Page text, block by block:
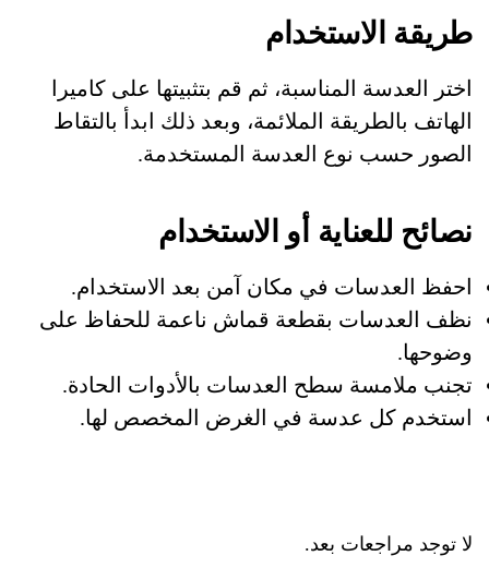
طريقة الاستخدام
اختر العدسة المناسبة، ثم قم بتثبيتها على كاميرا
الهاتف بالطريقة الملائمة، وبعد ذلك ابدأ بالتقاط
الصور حسب نوع العدسة المستخدمة.
نصائح للعناية أو الاستخدام
احفظ العدسات في مكان آمن بعد الاستخدام.
نظف العدسات بقطعة قماش ناعمة للحفاظ على
وضوحها.
تجنب ملامسة سطح العدسات بالأدوات الحادة.
استخدم كل عدسة في الغرض المخصص لها.
لا توجد مراجعات بعد.